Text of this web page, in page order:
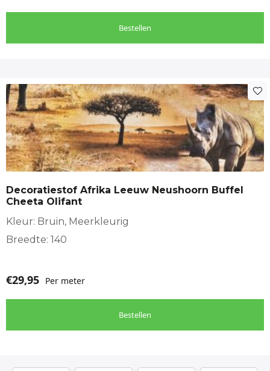
Bestellen
Decoratiestof Afrika Leeuw Neushoorn Buffel
Cheeta Olifant
Kleur: Bruin, Meerkleurig
Breedte: 140
€29,95 Per meter
Bestellen